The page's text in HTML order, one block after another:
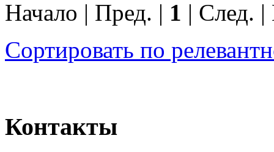
Начало | Пред. | 1 | След.
Сортировать по
Контакты